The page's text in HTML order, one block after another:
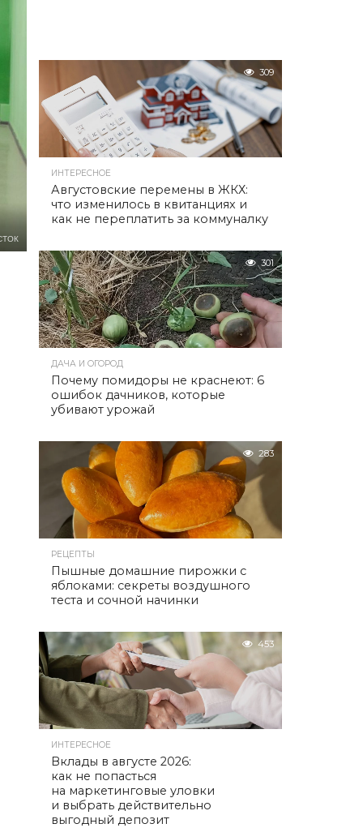
309
ИНТЕРЕСНОЕ
Августовские перемены в ЖКХ:
что изменилось в квитанциях и
как не переплатить за коммуналку
301
ДАЧА И ОГОРОД
Почему помидоры не краснеют: 6
ошибок дачников, которые
убивают урожай
283
РЕЦЕПТЫ
Пышные домашние пирожки с
яблоками: секреты воздушного
теста и сочной начинки
453
ИНТЕРЕСНОЕ
Вклады в августе 2026:
как не попасться
на маркетинговые уловки
и выбрать действительно
выгодный депозит